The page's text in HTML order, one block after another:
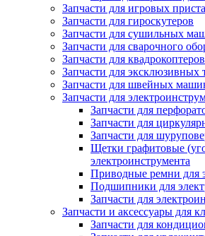
Запчасти для игровых
Запчасти для гироскутеров
Запчасти для сушильных
Запчасти для сварочного
Запчасти для квадрокоптеров
Запчасти для эксклюзивных
Запчасти для швейных
Запчасти для
Запчасти для
Запчасти для
Запчасти для
Щетки графитовые
электроинструмента
Приводные ремни для
Подшипники для
Запчасти для
Запчасти и аксессуары для
Запчасти для